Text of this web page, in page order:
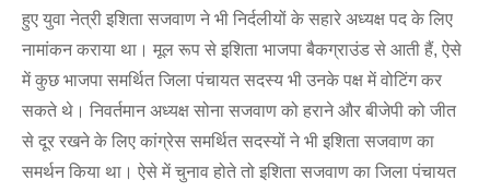
हुए युवा नेत्री इशिता सजवाण ने भी निर्दलीयों के सहारे अध्यक्ष पद के लिए
नामांकन कराया था। मूल रूप से इशिता भाजपा बैकग्राउंड से आती हैं, ऐसे
में कुछ भाजपा समर्थित जिला पंचायत सदस्य भी उनके पक्ष में वोटिंग कर
सकते थे। निवर्तमान अध्यक्ष सोना सजवाण को हराने और बीजेपी को जीत
से दूर रखने के लिए कांग्रेस समर्थित सदस्यों ने भी इशिता सजवाण का
समर्थन किया था। ऐसे में चुनाव होते तो इशिता सजवाण का जिला पंचायत